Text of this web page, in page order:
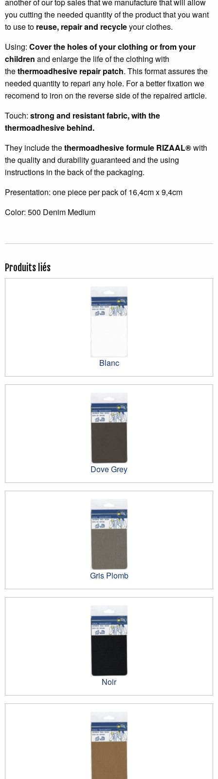
you cutting the needed quantity of the product that you want
to use to reuse, repair and recycleyour clothes.
Using: Cover the holes of your clothing or from your
children and enlarge the life of the clothing with
thethermoadhesive repair patch. This format assures the
needed quantity to repari any hole. For a better fixation we
recomend to iron on the reverse side of the repaired article.
Touch: strong and resistant fabric, with the
thermoadhesive behind.
They include thethermoadhesive formule RIZAAL®with
the quality and durability guaranteed and the using
instructions in the back of the packaging.
Presentation: one piece per pack of 16,4cm x 9,4cm
Color: 500 Denim Medium
Produits liés
Blanc
Dove Grey
Gris Plomb
Noir